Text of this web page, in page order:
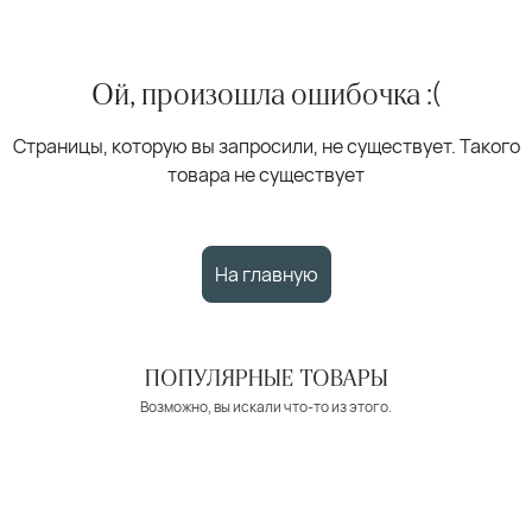
Ой, произошла ошибочка :(
Страницы, которую вы запросили, не существует. Такого
товара не существует
На главную
ПОПУЛЯРНЫЕ ТОВАРЫ
Возможно, вы искали что-то из этого.